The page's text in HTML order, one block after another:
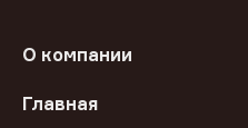
О компании
Главная